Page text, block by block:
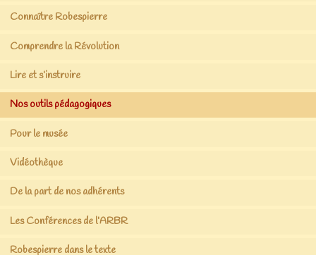
Connaître Robespierre
Comprendre la Révolution
Lire et s’instruire
Nos outils pédagogiques
Pour le musée
Vidéothèque
De la part de nos adhérents
Les Conférences de l’ARBR
Robespierre dans le texte